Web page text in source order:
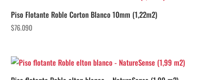
Piso Flotante Roble Corton Blanco 10mm (1,22m2)
$76.090